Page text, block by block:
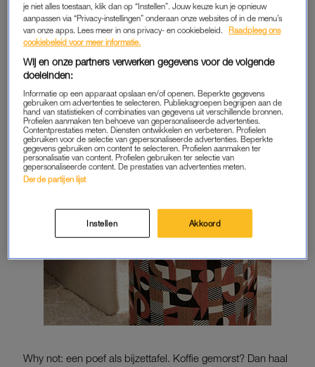
BIJDEHAND
Why not: een poef als bijzettafel. Koffie gemorst? Dan haal
je niet alles toestaan, klik dan op “Instellen”. Jouw keuze kun je opnieuw
aanpassen via “Privacy-instellingen” onderaan onze websites of in de menu’s
van onze apps. Lees meer in ons privacy- en cookiebeleid.
Raadpleeg ons
cookiebeleid voor meer informatie.
Wij en onze partners verwerken gegevens voor de volgende
doeleinden:
Informatie op een apparaat opslaan en/of openen. Beperkte gegevens
gebruiken om advertenties te selecteren. Publieksgroepen begrijpen aan de
hand van statistieken of combinaties van gegevens uit verschillende bronnen.
Profielen aanmaken ten behoeve van gepersonaliseerde advertenties.
Contentprestaties meten. Diensten ontwikkelen en verbeteren. Profielen
gebruiken voor de selectie van gepersonaliseerde advertenties. Beperkte
gegevens gebruiken om content te selecteren. Profielen aanmaken ter
personalisatie van content. Profielen gebruiken ter selectie van
gepersonaliseerde content. De prestaties van advertenties meten.
Derde partijen lijst
Instellen Akkoord